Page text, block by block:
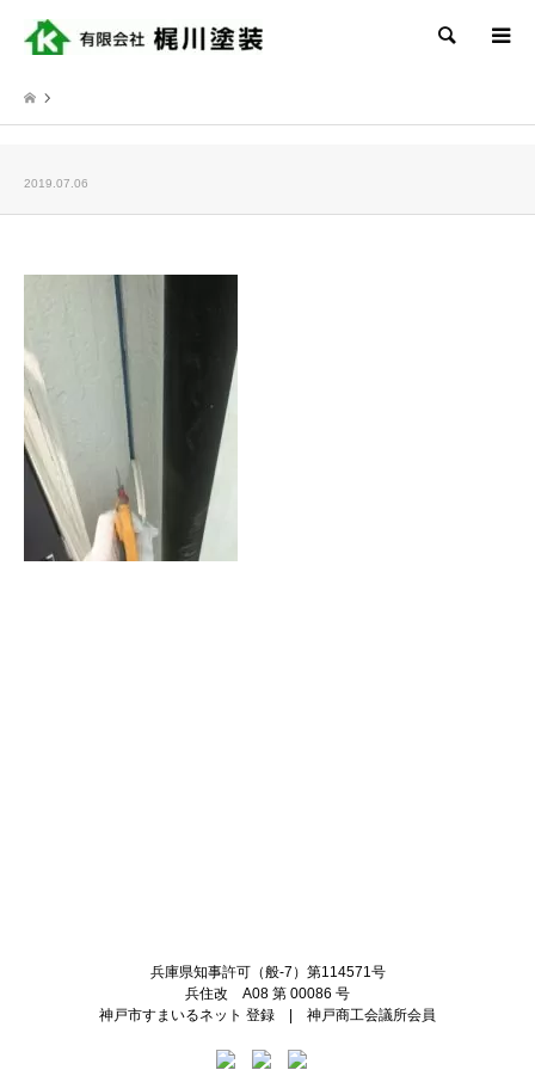
検索
2019.07.06
兵庫県知事許可（般-7）第114571号
兵住改 A08 第 00086 号
神戸市すまいるネット 登録 | 神戸商工会議所会員